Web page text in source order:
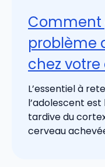
Comment
problème
chez votre
L’essentiel à
l’adolescent
tardive du
cerveau